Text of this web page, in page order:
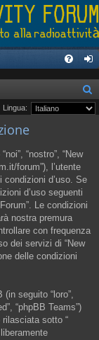
Lingua:
“nostro”, “New
forum”), l’utente
d’uso. Se
d’uso seguenti
Le condizioni
nostra premura
con frequenza
dei servizi di “New
delle condizioni
seguito “loro”,
“phpBB Teams”)
sotto “